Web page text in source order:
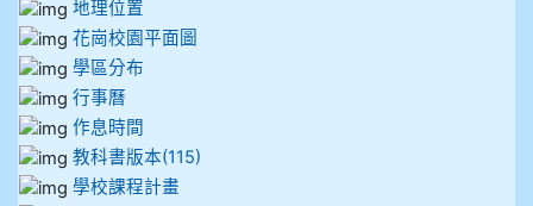
地理位置
花崗校園平面圖
學區分布
行事曆
作息時間
教科書版本(115)
學校課程計畫